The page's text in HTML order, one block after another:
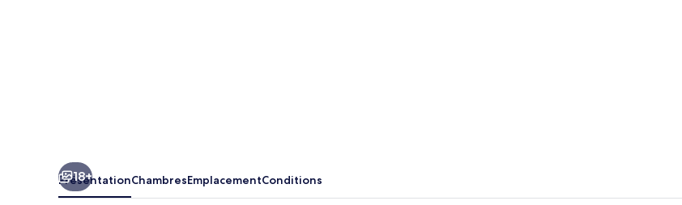
18+
PrésentationChambresEmplacementConditions